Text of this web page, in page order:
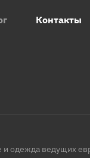
Контакты
одежда ведущих